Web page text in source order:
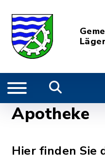
Apotheke
Hier finden Sie